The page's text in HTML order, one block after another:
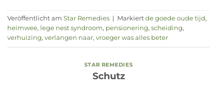
Veröffentlicht am Star Remedies | Markiert de goede oude tijd,
heimwee, lege nest syndroom, pensionering, scheiding,
verhuizing, verlangen naar, vroeger was alles beter
STAR REMEDIES
Schutz